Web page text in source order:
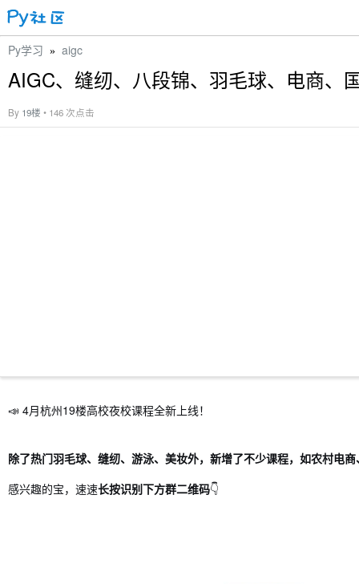
Py学习 » aigc
AIGC、缝纫、八段锦、羽毛球、电商、
By 19楼 • 146 次点击
📣 4月杭州19楼高校夜校课程全新上线！
除了热门羽毛球、缝纫、游泳、美妆外，新增了不少课程，如农村电
感兴趣的宝，速速长按识别下方群二维码👇